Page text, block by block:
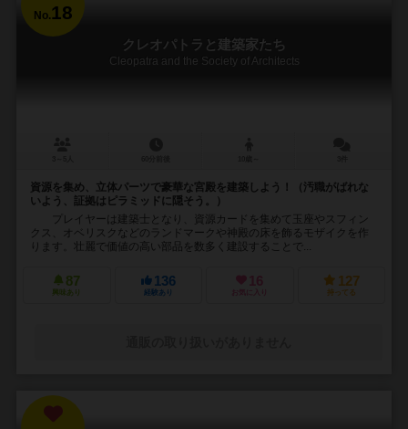
No.18
クレオパトラと建築家たち
Cleopatra and the Society of Architects
資源を集め、立体パーツで豪華な宮殿を建築しよう！（汚職がばれな
いよう、証拠はピラミッドに隠そう。）
プレイヤーは建築士となり、資源カードを集めて玉座やスフィン
クス、オベリスクなどのランドマークや神殿の床を飾るモザイクを作
ります。壮麗で価値の高い部品を数多く建設することで...
87
興味あり
136
経験あり
16
お気に入り
127
持ってる